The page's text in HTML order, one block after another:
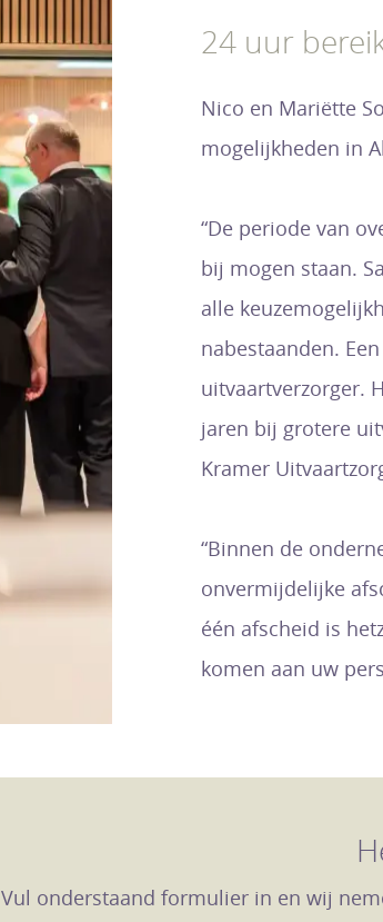
24 uur
Nico en Mariëtte
mogelijkheden in
“De periode van
bij mogen staan.
alle
nabestaanden.
uitvaartverzorger.
jaren bij grotere
Kramer
“Binnen de
onvermijdelijke
één afscheid is
komen aan uw
Vul onderstaand formulier in en wij